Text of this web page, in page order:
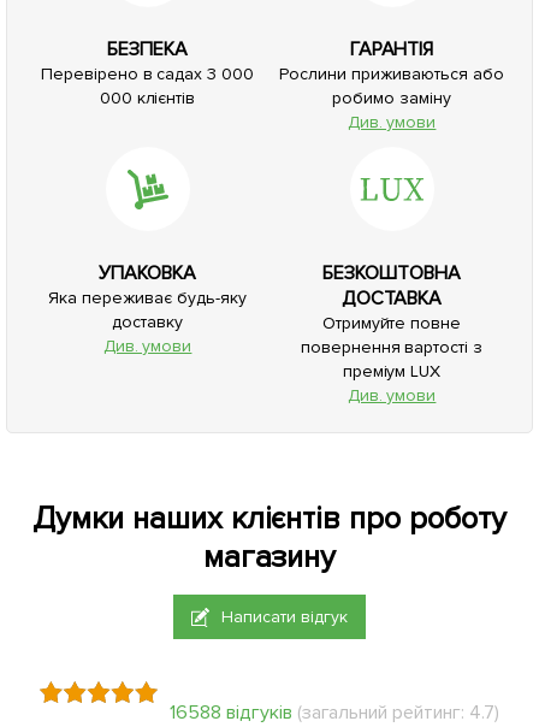
БЕЗПЕКА
Перевірено в садах 3 000
000 клієнтів
ГАРАНТІЯ
Рослини приживаються або
робимо заміну
Див. умови
УПАКОВКА
Яка переживає будь-яку
доставку
Див. умови
БЕЗКОШТОВНА
ДОСТАВКА
Отримуйте повне
повернення вартості з
преміум LUX
Див. умови
Думки наших клієнтів про роботу
магазину
Написати відгук
16588 відгуків (загальний рейтинг: 4.7)